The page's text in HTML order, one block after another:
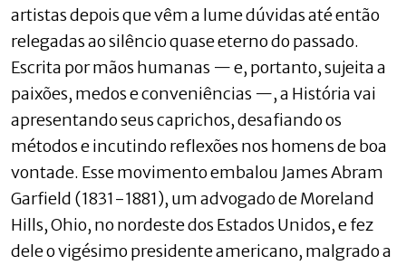
artistas depois que vêm a lume dúvidas até então
relegadas ao silêncio quase eterno do passado.
Escrita por mãos humanas — e, portanto, sujeita a
paixões, medos e conveniências —, a História vai
apresentando seus caprichos, desafiando os
métodos e incutindo reflexões nos homens de boa
vontade. Esse movimento embalou James Abram
Garfield (1831-1881), um advogado de Moreland
Hills, Ohio, no nordeste dos Estados Unidos, e fez
dele o vigésimo presidente americano, malgrado a